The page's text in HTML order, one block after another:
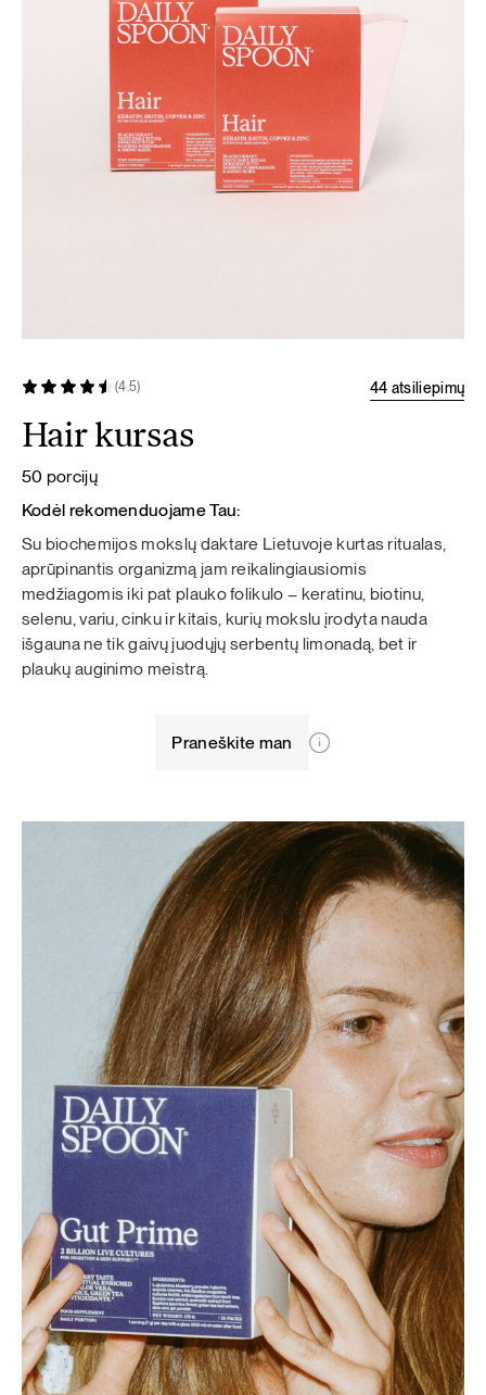
(4.5) 44 atsiliepimų
Hair kursas
50 porcijų
Kodėl rekomenduojame Tau:
Su biochemijos mokslų daktare Lietuvoje kurtas ritualas,
aprūpinantis organizmą jam reikalingiausiomis
medžiagomis iki pat plauko folikulo – keratinu, biotinu,
selenu, variu, cinku ir kitais, kurių mokslu įrodyta nauda
išgauna ne tik gaivų juodųjų serbentų limonadą, bet ir
plaukų auginimo meistrą.
Praneškite man